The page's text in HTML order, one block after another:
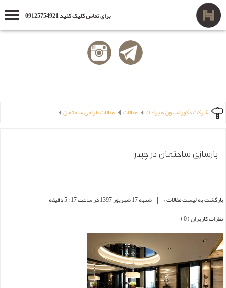
برای تماس کلیک کنید 09125754921
شرکت دکوراسیون هیرادانا مقالات مقالات طراحی ساختمان
بازسازی ساختمان در چیذر
بازگشت به لیست مقالات » | شنبه 17 شهریور 1397 در ساعت 17 : 5 دقیقه |
نظرات کاربران ( 0 )